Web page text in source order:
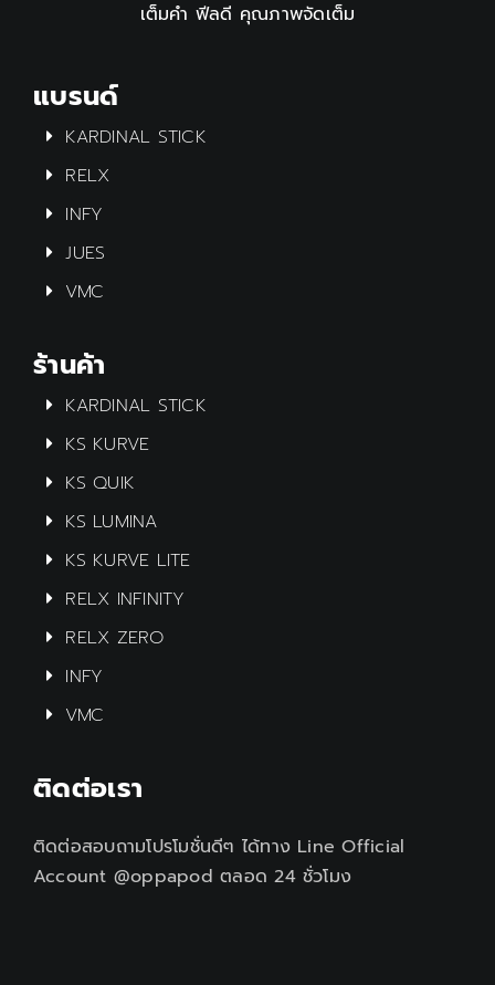
เต็มคำ ฟีลดี คุณภาพจัดเต็ม
แบรนด์
KARDINAL STICK
RELX
INFY
JUES
VMC
ร้านค้า
KARDINAL STICK
KS KURVE
KS QUIK
KS LUMINA
KS KURVE LITE
RELX INFINITY
RELX ZERO
INFY
VMC
ติดต่อเรา
ติดต่อสอบถามโปรโมชั่นดีๆ ได้ทาง Line Official
Account @oppapod ตลอด 24 ชั่วโมง